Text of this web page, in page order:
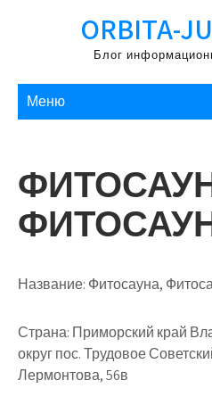
ORBITA-
Блог
Меню
Название: Фитосауна,
Страна: Приморский край
округ пос. Трудовое
Лермонтова, 56в